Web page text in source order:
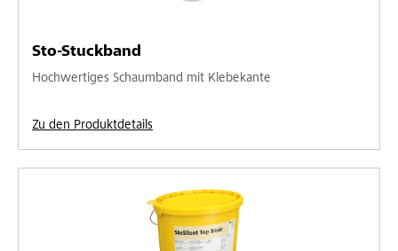
Sto-Stuckband
Hochwertiges Schaumband mit Klebekante
Zu den Produktdetails